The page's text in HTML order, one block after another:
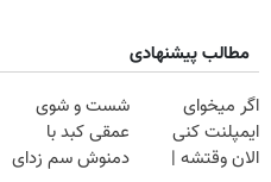
مطالب پیشنهادی
اگر میخوای
ایمپلنت کنی
الان وقتشه |
شست و شوی
عمقی کبد با
دمنوش سم زدای